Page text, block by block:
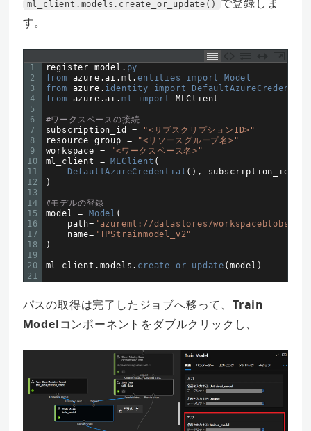
ml_client.models.create_or_update()
す。
1
2
3
4
5
6
7
8
9
10
11
12
13
14
15
16
17
18
19
20
21
register_model . py
from azure .ai . ml .entities import Model
from azure . identity import
DefaultAzureCredential
from azure .ai . ml import MLClient
#ワークスペースの接続
subscription_id
=
"<サブスクリプションID>"
resource_group
=
"<リソースグループ名>"
workspace
=
"<ワークスペース名>"
ml_client
= MLClient (
DefaultAzureCredential ( ) , subscription_id
)
#モデルの登録
model
= Model (
path= "azureml://datastores/
name= "TPStrainmodel_v2"
)
ml_client . models . create_or_update ( model )
パスの取得は完了したジョブへ移って、 Train
Modelコンポーネントをダブルクリックし、